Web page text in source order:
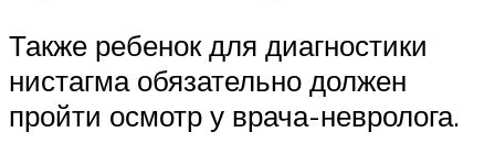
Также ребенок для диагностики
нистагма обязательно должен
пройти осмотр у врача-невролога.